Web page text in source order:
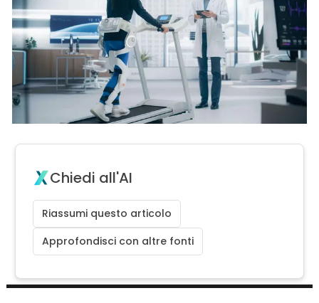
Chiedi all'AI
Riassumi questo articolo
Approfondisci con altre fonti